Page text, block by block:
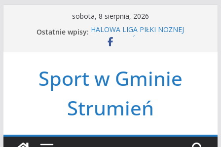
sobota, 8 sierpnia, 2026
Ostatnie wpisy: HALOWA LIGA PIŁKI NOŻNEJ
LATO W MIEŚCIE’2026
Czwórbój lekkoatletyczny
Sport w Gminie
Strumień